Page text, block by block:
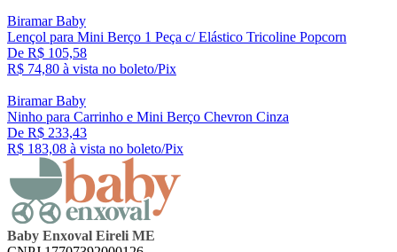
Biramar Baby
Lençol para Mini Berço 1 Peça c/ Elástico Tricoline Popcorn
De R$ 105,58
R$ 74,80 à vista no boleto/Pix
Biramar Baby
Ninho para Carrinho e Mini Berço Chevron Cinza
De R$ 233,43
R$ 183,08 à vista no boleto/Pix
Baby Enxoval Eireli ME